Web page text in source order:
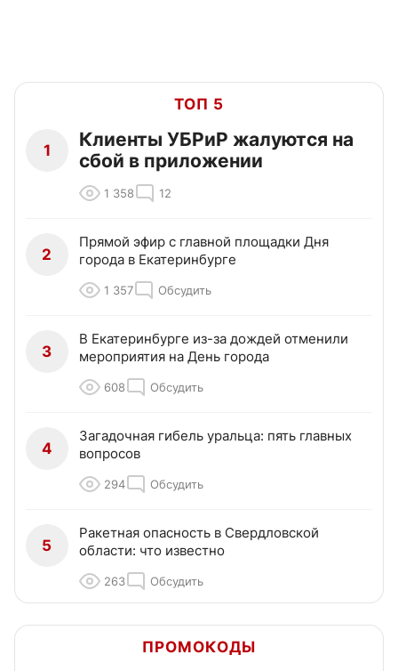
ТОП 5
1
Клиенты УБРиР жалуются на
сбой в приложении
1 358 12
2
Прямой эфир с главной площадки Дня
города в Екатеринбурге
1 357 Обсудить
3
В Екатеринбурге из-за дождей отменили
мероприятия на День города
608 Обсудить
4
Загадочная гибель уральца: пять главных
вопросов
294 Обсудить
5
Ракетная опасность в Свердловской
области: что известно
263 Обсудить
ПРОМОКОДЫ